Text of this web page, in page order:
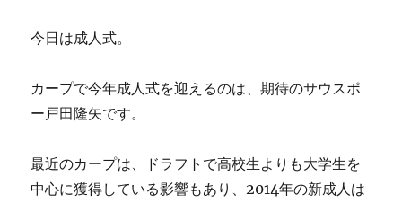
プ
は
い
今日は成人式。
カープで今年成人式を迎えるのは、期待のサウスポ
ー戸田隆矢です。
最近のカープは、ドラフトで高校生よりも大学生を
中心に獲得している影響もあり、2014年の新成人は